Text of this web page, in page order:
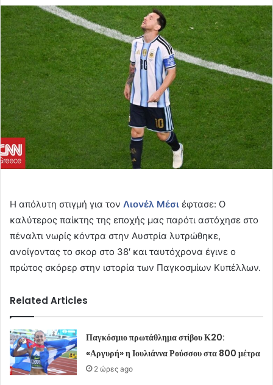
email
Η απόλυτη στιγμή για τον Λιονέλ Μέσι έφτασε: Ο
καλύτερος παίκτης της εποχής μας παρότι αστόχησε στο
πέναλτι νωρίς κόντρα στην Αυστρία λυτρώθηκε,
ανοίγοντας το σκορ στο 38′ και ταυτόχρονα έγινε ο
πρώτος σκόρερ στην ιστορία των Παγκοσμίων Κυπέλλων.
Related Articles
Παγκόσμιο πρωτάθλημα στίβου Κ20:
«Αργυρή» η Ιουλιάννα Ρούσσου στα 800 μέτρα
2 ώρες ago